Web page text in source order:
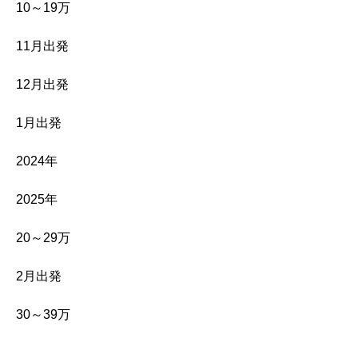
10～19万
11月出発
12月出発
1月出発
2024年
2025年
20～29万
2月出発
30～39万